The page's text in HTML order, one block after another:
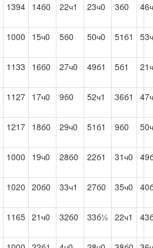
1394 14б0 22ч1 23ч0 3б0
1000 15ч0 5б0 50ч0 51б1
1133 16б0 27ч0 49б1 5б1
1127 17ч0 9б0 52ч1 36б1
1217 18б0 29ч0 51б1 9б0
1000 19ч0 28б0 22б1 31ч0
1020 20б0 33ч1 27б0 35ч0
1165 21ч0 32б0 33б½ 22ч1